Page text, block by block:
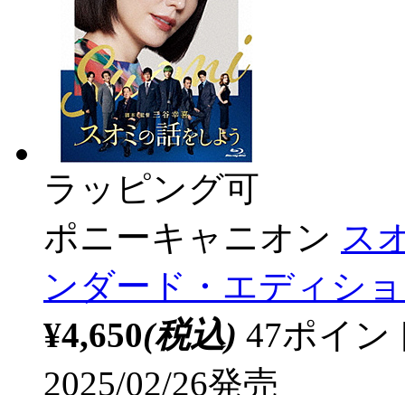
ラッピング可
ポニーキャニオン ス
ンダード・エディシ
¥4,650(税込) 47ポイ
2025/02/26発売